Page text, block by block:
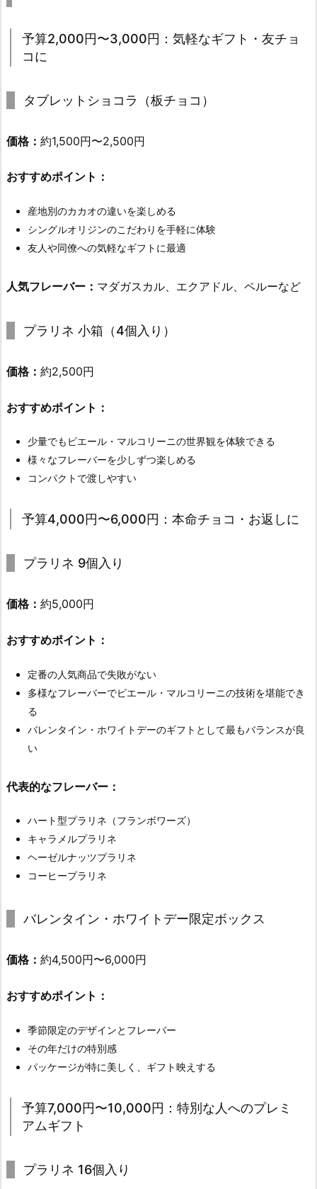
予算2,000円〜3,000円：気軽なギフト・友チョ
コに
タブレットショコラ（板チョコ）
価格： 約1,500円〜2,500円
おすすめポイント：
産地別のカカオの違いを楽しめる
シングルオリジンのこだわりを手軽に体験
友人や同僚への気軽なギフトに最適
人気フレーバー： マダガスカル、エクアドル、ペルーなど
プラリネ 小箱（4個入り）
価格： 約2,500円
おすすめポイント：
少量でもピエール・マルコリーニの世界観を体験できる
様々なフレーバーを少しずつ楽しめる
コンパクトで渡しやすい
予算4,000円〜6,000円：本命チョコ・お返しに
プラリネ 9個入り
価格： 約5,000円
おすすめポイント：
定番の人気商品で失敗がない
多様なフレーバーでピエール・マルコリーニの技術を堪能でき
る
バレンタイン・ホワイトデーのギフトとして最もバランスが良
い
代表的なフレーバー：
ハート型プラリネ（フランボワーズ）
キャラメルプラリネ
ヘーゼルナッツプラリネ
コーヒープラリネ
バレンタイン・ホワイトデー限定ボックス
価格： 約4,500円〜6,000円
おすすめポイント：
季節限定のデザインとフレーバー
その年だけの特別感
パッケージが特に美しく、ギフト映えする
予算7,000円〜10,000円：特別な人へのプレミ
アムギフト
プラリネ 16個入り